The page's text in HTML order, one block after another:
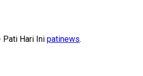
Pati Hari Ini patinews.